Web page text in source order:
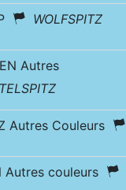
WOLFSPITZ
Autres
Autres Couleurs
Autres couleurs